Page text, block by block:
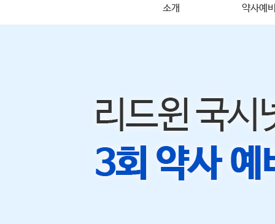
소개 약사예